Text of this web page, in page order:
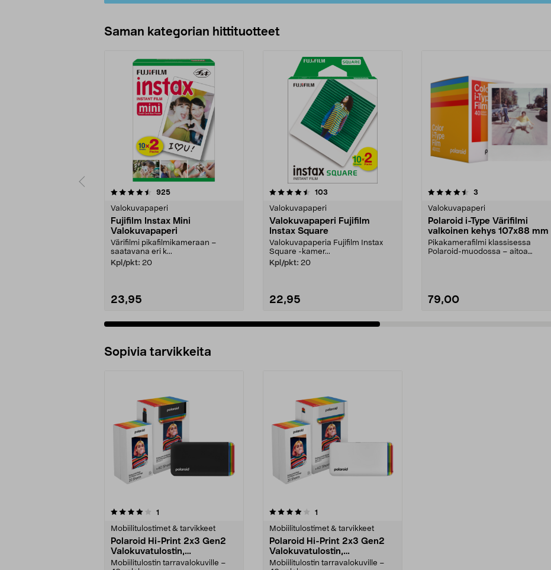
Saman kategorian hittituotteet
925arvostelut
Valokuvapaperi
Fujifilm Instax Mini
Valokuvapaperi
Värifilmi pikafilmikameraan –
saatavana eri k...
Kpl/pkt: 20
23,95
4.5 viidestä
103
Valokuvapaperi
Valokuvapaperi Fujifilm
Instax Square
Valokuvapaperia Fujifilm Instax
Square -kamer...
Kpl/pkt: 20
22,95
4.5 viidestä
3
Valokuvapaperi
Polaroid i-Type Värifilmi
valkoinen kehys 107x88 mm
Pikakamerafilmi klassisessa
Polaroid-muodossa – aitoa
79,00
4.0 viidestä
Sopivia tarvikkeita
1
Mobiilitulostimet & tarvikkeet
Polaroid Hi-Print 2x3 Gen2
Valokuvatulostin,
valokuvapaperi mukana
Mobiilitulostin tarravalokuville –
4.0viidestä
1
Mobiilitulostimet & tarvikkeet
Polaroid Hi-Print 2x3 Gen2
Valokuvatulostin,
valokuvapaperi mukana
Mobiilitulostin tarravalokuville –